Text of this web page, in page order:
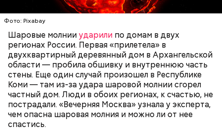
Фото: Pixabay
Шаровые молнииударили по домам в двух
регионах России. Первая «прилетела» в
двухквартирный деревянный дом в Архангельской
области — пробила обшивку и внутреннюю часть
стены. Еще один случай произошел в Республике
Коми — там из-за удара шаровой молнии сгорел
частный дом. Люди в обоих регионах, к счастью, не
пострадали. «Вечерняя Москва» узнала у эксперта,
чем опасна шаровая молния и можно ли от нее
спастись.
следов. Она как капля стекает, растекается. Может
и в окно влезть, причем в двухметровое.
Сжимается, как воздушный шар, и проходит.
УЧЕНЫЕ МОЛНИИ ПОГОДА
По его словам, солдаты не знали о масштабах
трагедии. Подобных аварий раньше не случалось.
Поэтому он не испытывал страха.
Бар (Бари), где находятся и поныне.